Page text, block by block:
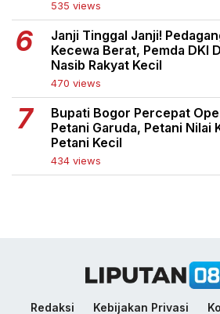
535 views
Janji Tinggal Janji!
Kecewa Berat, Pemda DKI
Nasib Rakyat Kecil
470 views
Bupati Bogor Percepat
Petani Garuda, Petani Nilai
Petani Kecil
434 views
Redaksi Kebijakan Privasi